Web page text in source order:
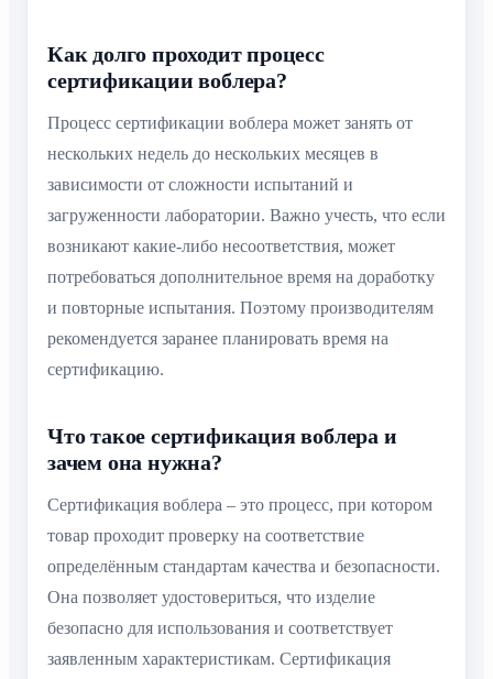
Как долго проходит процесс
сертификации воблера?
Процесс сертификации воблера может занять от
нескольких недель до нескольких месяцев в
зависимости от сложности испытаний и
загруженности лаборатории. Важно учесть, что если
возникают какие-либо несоответствия, может
потребоваться дополнительное время на доработку
и повторные испытания. Поэтому производителям
рекомендуется заранее планировать время на
сертификацию.
Что такое сертификация воблера и
зачем она нужна?
Сертификация воблера – это процесс, при котором
товар проходит проверку на соответствие
определённым стандартам качества и безопасности.
Она позволяет удостовериться, что изделие
безопасно для использования и соответствует
заявленным характеристикам. Сертификация